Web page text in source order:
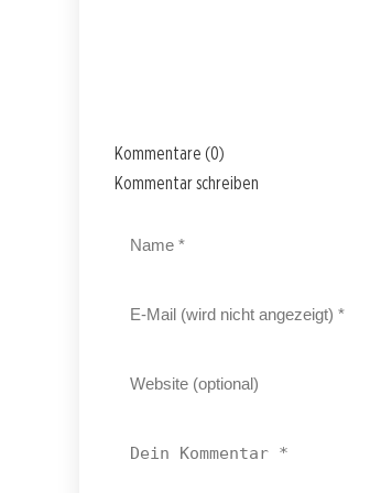
Kommentare (0)
Kommentar schreiben